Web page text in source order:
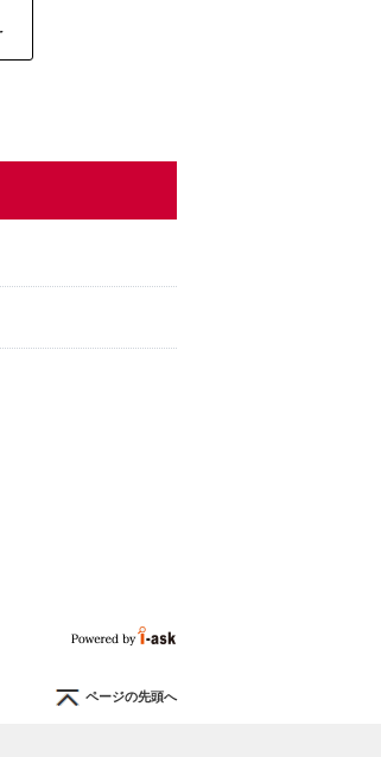
ページの先頭へ